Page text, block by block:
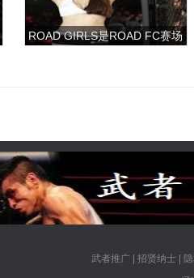
ROAD GIRLS是ROAD FC赛场
武者推广| 招贤纳士|